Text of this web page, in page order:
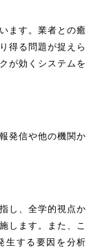
ます。業者との癒
得る問題が捉えら
が効くシステムを
発信や他の機関か
し、全学的視点か
します。また、こ
生する要因を分析